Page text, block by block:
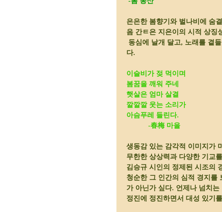
은은한 봄향기와 벌나비에 숨
음 간ㅌ은 지은이의 시적 상징
동심에 날개 달고, 노래를 곁
다.
이슬비가 젖 먹이며
봄꿈을 깨워 주네
햇살은 엄마 살결
깔깔깔 웃는 소리가
아슴푸레 들린다.
-春梅 마을
생동감 있는 감각적 이미지가
무한한 상상력과 다양한 기교
김승규 시인의 정제된 시조의
청순한 그 인간의 심적 경지를
가 아닌가 싶다. 언제나 넘치
정진에 정진하면서 대성 있기